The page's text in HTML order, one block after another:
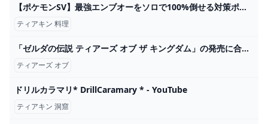
【ポケモンSV】最強エンブオーをソロで100%倒せる対策ポケモンと技予想を紹介！【碧の仮面】【藍の円盤】 - YouTube
ティアキン 料理
「ゼルダの伝説 ティアーズ オブ ザ キングダム」の発売に合わせ Nintendo Switchファミリー対応コンビネーションポーチとカードポケット24が新登場！ マックスゲームズ｜MAXGAMES
ティアーズ オブ
ドリルカラマリ* DrillCaramary * - YouTube
ティアキン 洞窟